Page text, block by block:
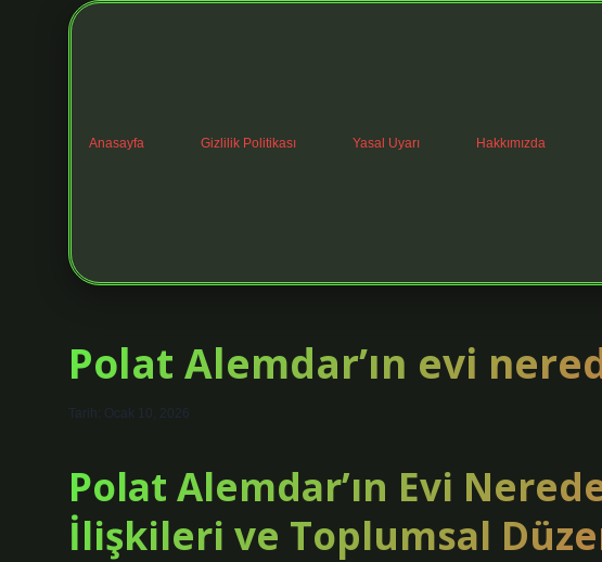
Anasayfa Gizlilik Politikası Yasal Uyarı Hakkımızda
Polat Alemdar’ın evi
Tarih: Ocak 10, 2026
Polat Alemdar’ın Evi
İlişkileri ve Toplumsal